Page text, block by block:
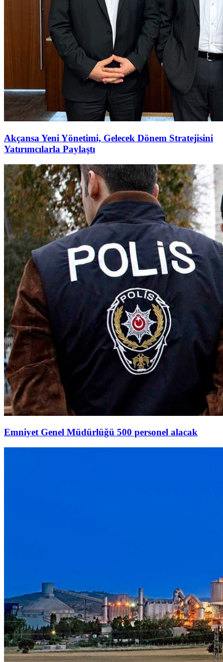
Akçansa Yeni Yönetimi, Gelecek Dönem Stratejisini
Yatırımcılarla Paylaştı
Emniyet Genel Müdürlüğü 500 personel alacak